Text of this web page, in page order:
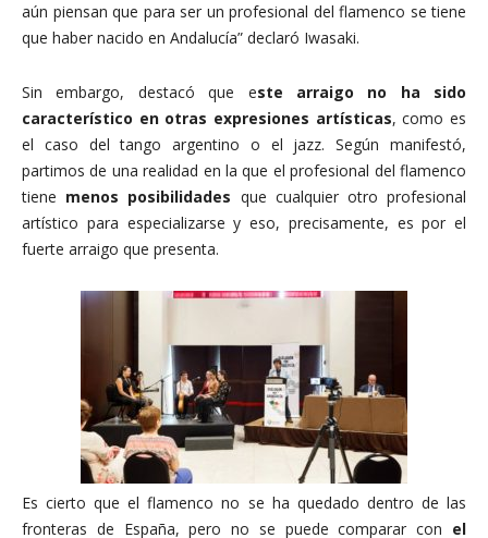
aún piensan que para ser un profesional del flamenco se tiene
que haber nacido en Andalucía” declaró Iwasaki.
Sin embargo, destacó que este arraigo no ha sido
característico en otras expresiones artísticas, como es
el caso del tango argentino o el jazz. Según manifestó,
partimos de una realidad en la que el profesional del flamenco
tiene menos posibilidades que cualquier otro profesional
artístico para especializarse y eso, precisamente, es por el
fuerte arraigo que presenta.
Es cierto que el flamenco no se ha quedado dentro de las
fronteras de España, pero no se puede comparar con el